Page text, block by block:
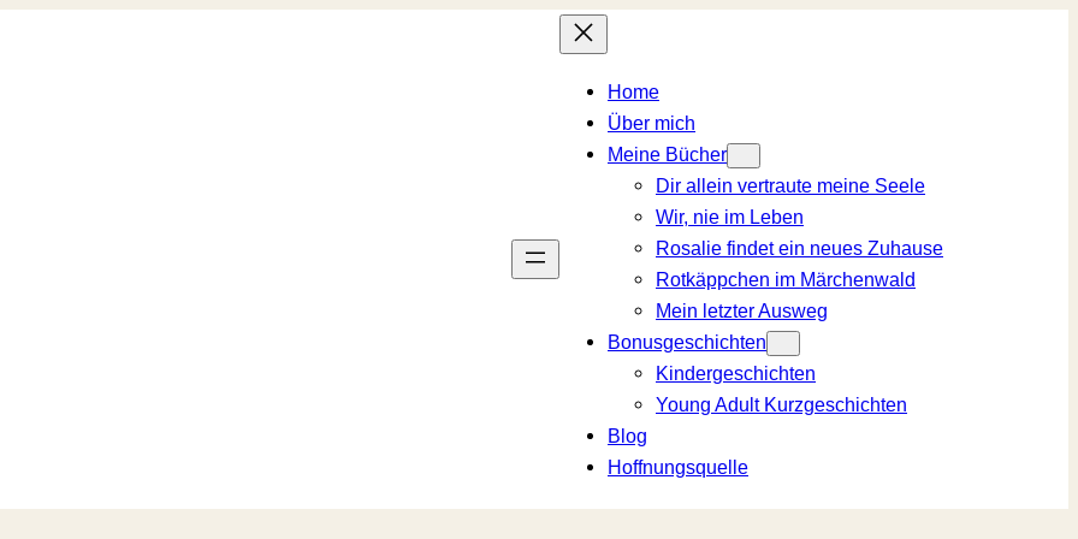
Home
Über mich
Meine Bücher
Dir allein vertraute meine Seele
Wir, nie im Leben
Rosalie findet ein neues Zuhause
Rotkäppchen im Märchenwald
Mein letzter Ausweg
Bonusgeschichten
Kindergeschichten
Young Adult Kurzgeschichten
Blog
Hoffnungsquelle